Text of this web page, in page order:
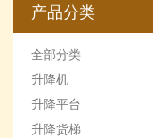
产品分类
全部分类
升降机
升降平台
升降货梯